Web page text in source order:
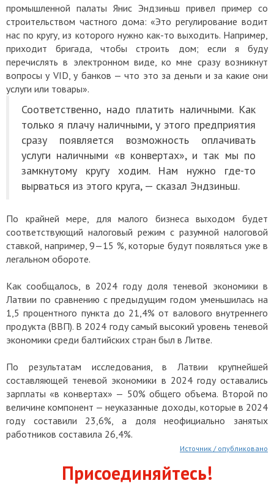
промышленной палаты Янис Эндзиньш привел пример со
строительством частного дома: «Это регулирование водит
нас по кругу, из которого нужно как-то выходить. Например,
приходит бригада, чтобы строить дом; если я буду
перечислять в электронном виде, ко мне сразу возникнут
вопросы у VID, у банков — что это за деньги и за какие они
услуги или товары».
Соответственно, надо платить наличными. Как
только я плачу наличными, у этого предприятия
сразу появляется возможность оплачивать
услуги наличными «в конвертах», и так мы по
замкнутому кругу ходим. Нам нужно где-то
вырваться из этого круга, — сказал Эндзиньш.
По крайней мере, для малого бизнеса выходом будет
соответствующий налоговый режим с разумной налоговой
ставкой, например, 9—15 %, которые будут появляться уже в
легальном обороте.
Как сообщалось, в 2024 году доля теневой экономики в
Латвии по сравнению с предыдущим годом уменьшилась на
1,5 процентного пункта до 21,4% от валового внутреннего
продукта (ВВП). В 2024 году самый высокий уровень теневой
экономики среди балтийских стран был в Литве.
По результатам исследования, в Латвии крупнейшей
составляющей теневой экономики в 2024 году оставались
зарплаты «в конвертах» — 50% общего объема. Второй по
величине компонент — неуказанные доходы, которые в 2024
году составили 23,6%, а доля неофициально занятых
работников составила 26,4%.
Источник / опубликовано
Присоединяйтесь!